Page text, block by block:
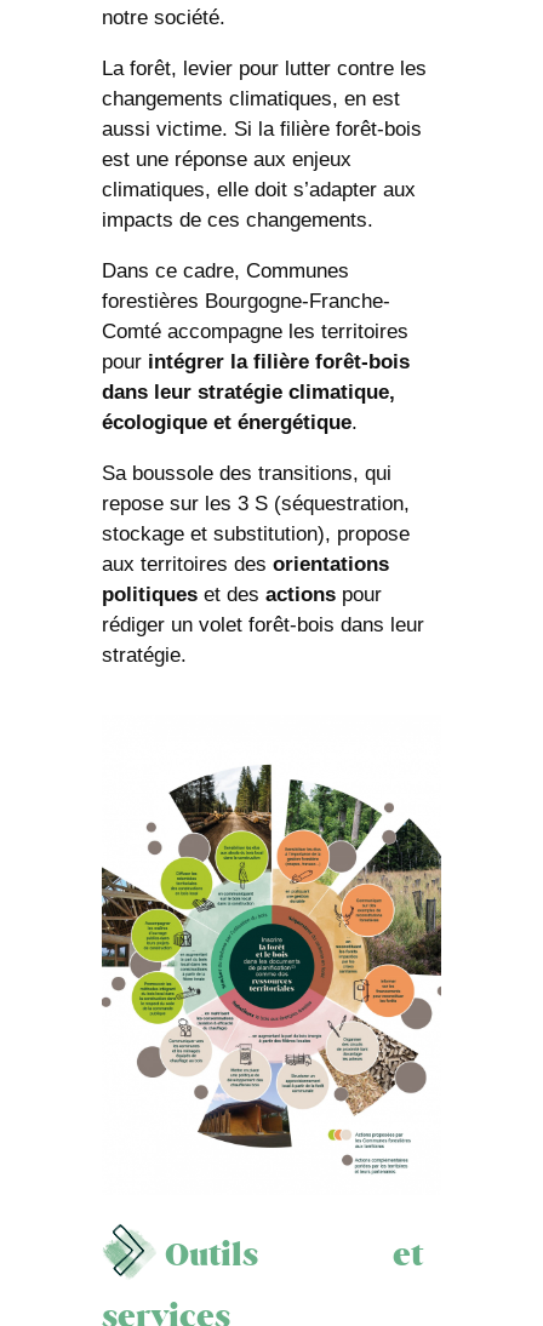
notre société.
La forêt, levier pour lutter contre les
changements climatiques, en est
aussi victime. Si la filière forêt-bois
est une réponse aux enjeux
climatiques, elle doit s’adapter aux
impacts de ces changements.
Dans ce cadre, Communes
forestières Bourgogne-Franche-
Comté accompagne les territoires
pour intégrer la filière forêt-bois
dans leur stratégie climatique,
écologique et énergétique.
Sa boussole des transitions, qui
repose sur les 3 S (séquestration,
stockage et substitution), propose
aux territoires des orientations
politiques et des actions pour
rédiger un volet forêt-bois dans leur
stratégie.
Outils et
services